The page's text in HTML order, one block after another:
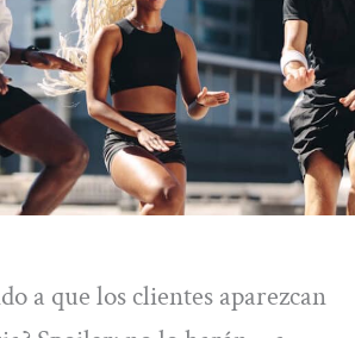
a que los clientes aparezcan